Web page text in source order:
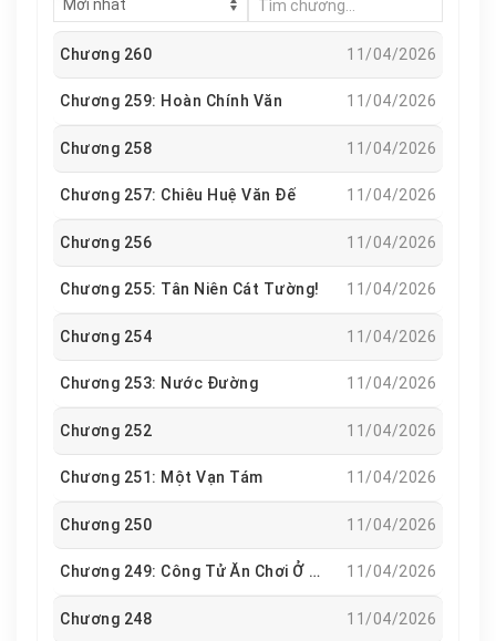
tiền đồ “không thể đo lường”.Hắn ngậm cọng cỏ đuôi
cửa hàng lương thực của người ta, “Lão tử là Nhiếp
Chiếu, mau lăn ra trả tiền!”Giang Nguyệt thầm nhẩm
những điều mình đã học về tam tòng tứ đức, nhưng lại
nhìnvịhôn phu không ra gì mà thốt lên: chẳng thà giết
ta đi, ngay bây giờ!Lúc đầu, Nhiếp Chiếu gặp Giang
Nguyệt liền muốn nàng cút ngay.Vài tháng sau, hắn lại
Để lại thì để lại…Cuối cùng, Nhiếp Chiếu vác đao đi tòng
quân –hắn nhất định phải để Giang Nguyệt có cuộc
đến bát khác!- —————————————Thiếu nữ phong
kiến x Cẩu nam manh mẹ hệ (một kiểu bạn trai cục súc
nhưng trung thành)Lưu ý: Nữ chính ban đầu bị tẩy não
súc với mọi người, nam nữ chính chênh nhau 6 tuổi, lần
đầu gặp nam chính 18, nữ chính 12.
Chương 260 11/04/2026
Chương 259: Hoàn Chính Văn 11/04/2026
Chương 258 11/04/2026
Chương 257: Chiêu Huệ Văn Đế 11/04/2026
Chương 256 11/04/2026
Chương 255: Tân Niên Cát Tường! 11/04/2026
Chương 254 11/04/2026
Chương 253: Nước Đường 11/04/2026
Chương 252 11/04/2026
Chương 251: Một Vạn Tám 11/04/2026
Chương 250 11/04/2026
Chương 249: Công Tử Ăn Chơi Ở Trung Đô 11/04/2026
Chương 248 11/04/2026